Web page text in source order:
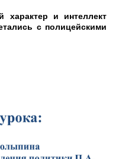
и интеллект
с полицейскими